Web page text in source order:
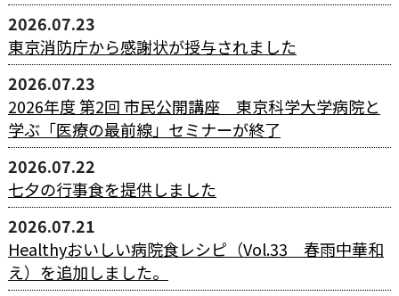
2026.07.23
東京消防庁から感謝状が授与されました
2026.07.23
2026年度 第2回 市民公開講座 東京科学大学病院と
学ぶ「医療の最前線」セミナーが終了
2026.07.22
七夕の行事食を提供しました
2026.07.21
Healthyおいしい病院食レシピ（Vol.33 春雨中華和
え）を追加しました。